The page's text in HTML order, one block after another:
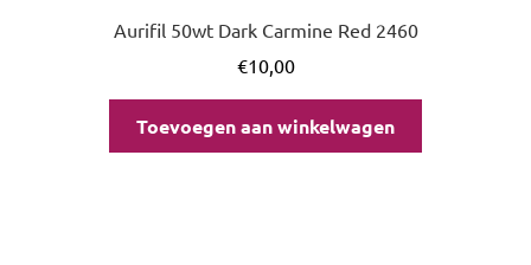
Aurifil 50wt Dark Carmine Red 2460
€10,00
Toevoegen aan winkelwagen